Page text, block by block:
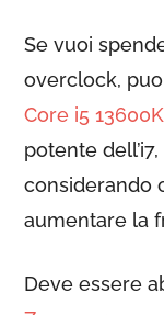
Se vuoi
overclock,
Core i5 13600K
potente
considerando
aumentare la
Deve essere